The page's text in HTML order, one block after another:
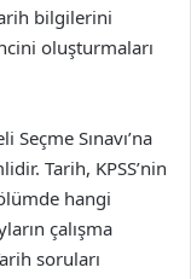
bilgilerini
oluşturmaları
Seçme Sınavı’na
Tarih, KPSS’nin
hangi
çalışma
soruları